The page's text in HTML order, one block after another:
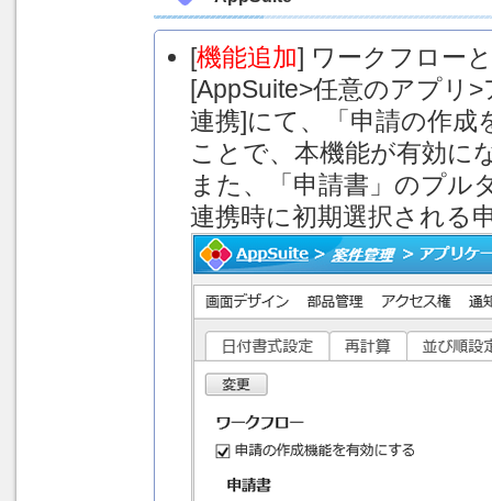
[機能追加] ワークフロー
[AppSuite>任意のアプリ
連携]にて、「申請の作
ことで、本機能が有効に
また、「申請書」のプル
連携時に初期選択される